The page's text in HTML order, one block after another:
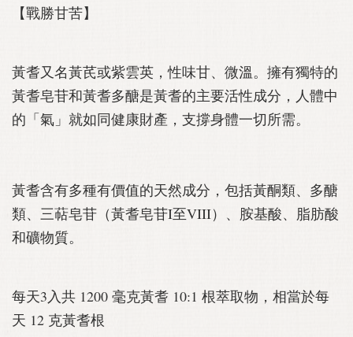
【戰勝甘苦】
黃耆又名黃芪或紫雲英，性味甘、微溫。擁有獨特的
黃耆皂苷和黃耆多醣是黃耆的主要活性成分，人體中
的「氣」就如同健康財產，支撐身體一切所需。
黃耆含有多種有價值的天然成分，包括黃酮類、多醣
類、三萜皂苷（黃耆皂苷I至VIII）、胺基酸、脂肪酸
和礦物質。
每天3入共 1200 毫克黃耆 10:1 根萃取物，相當於每
天 12 克黃耆根